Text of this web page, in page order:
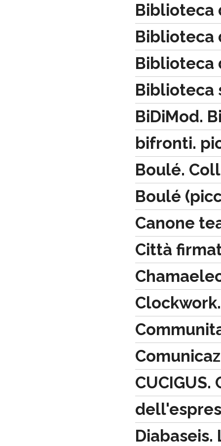
Biblioteca
Biblioteca
Biblioteca
Biblioteca
BiDiMod.
bifronti.
Boulé.
Boulé
Canone
Città